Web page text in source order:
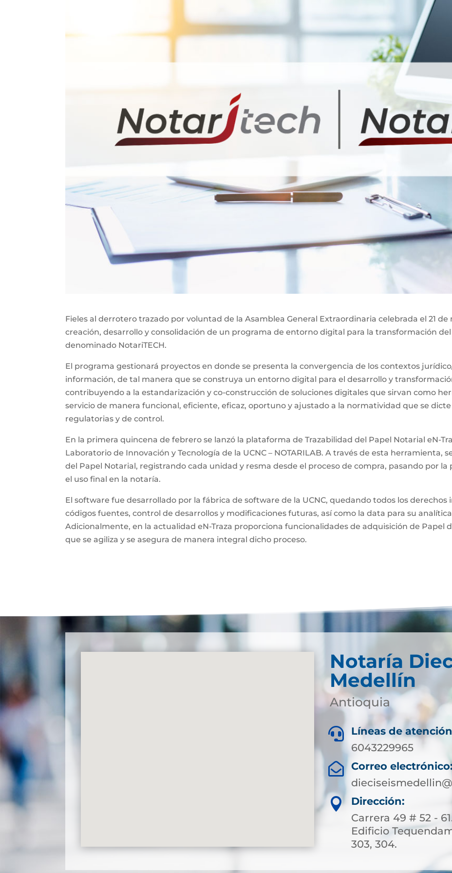
Fieles al derrotero trazado por voluntad de la Asamblea General Extraordinaria celebrada el 21 de
creación, desarrollo y consolidación de un programa de entorno digital para la transformación
denominado NotariTECH.
El programa gestionará proyectos en donde se presenta la convergencia de los contextos
información, de tal manera que se construya un entorno digital para el desarrollo y
contribuyendo a la estandarización y co-construcción de soluciones digitales que sirvan como
servicio de manera funcional, eficiente, eficaz, oportuno y ajustado a la normatividad que se
regulatorias y de control.
En la primera quincena de febrero se lanzó la plataforma de Trazabilidad del Papel Notarial eN-
Laboratorio de Innovación y Tecnología de la UCNC – NOTARILAB. A través de esta herramienta,
del Papel Notarial, registrando cada unidad y resma desde el proceso de compra, pasando por
el uso final en la notaría.
El software fue desarrollado por la fábrica de software de la UCNC, quedando todos los
códigos fuentes, control de desarrollos y modificaciones futuras, así como la data para su
Adicionalmente, en la actualidad eN-Traza proporciona funcionalidades de adquisición de Papel
que se agiliza y se asegura de manera integral dicho proceso.
Notaría
Medellín
Antioquia

Líneas de
6043229965

Correo

Dirección:
Carrera 49 # 52 -
Edificio
303, 304.